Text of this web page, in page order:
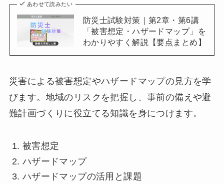
あわせて読みたい
防災士試験対策｜第2章・第6講
「被害想定・ハザードマップ」を
わかりやすく解説【要点まとめ】
災害による被害想定やハザードマップの見方を学
びます。地域のリスクを把握し、事前の備えや避
難計画づくりに役立てる知識を身につけます。
被害想定
ハザードマップ
ハザードマップの活用と課題